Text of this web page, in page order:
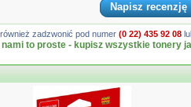
Napisz recenzję
zadzwonić pod numer (0 22) 435 92 08
nami to proste - kupisz wszystkie tonery